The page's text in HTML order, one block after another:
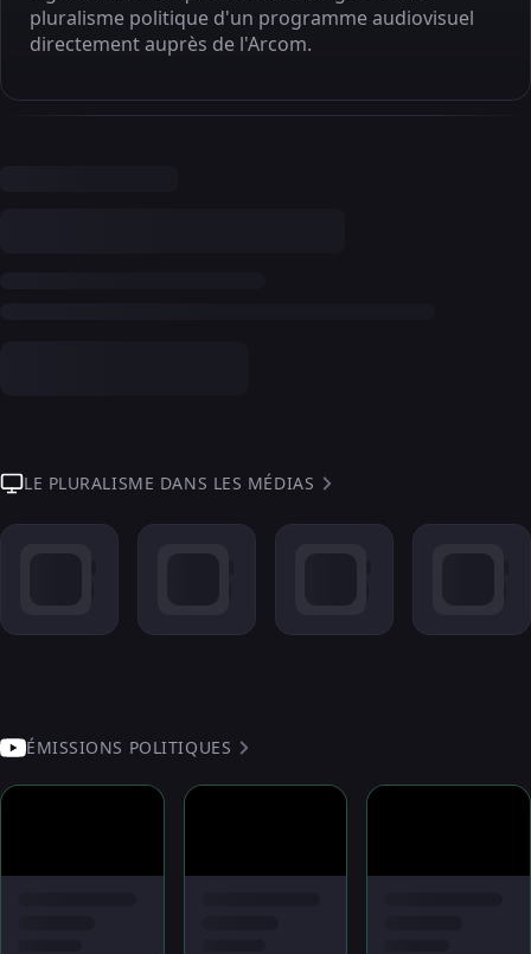
pluralisme politique d'un programme audiovisuel
directement auprès de l'Arcom.
LE PLURALISME DANS LES MÉDIAS
ÉMISSIONS POLITIQUES